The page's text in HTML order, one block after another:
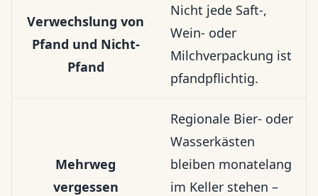
Verwechslung von
Pfand und Nicht-
Pfand
Nicht jede Saft-,
Wein- oder
Milchverpackung ist
pfandpflichtig.
Mehrweg
vergessen
Regionale Bier- oder
Wasserkästen
bleiben monatelang
im Keller stehen –